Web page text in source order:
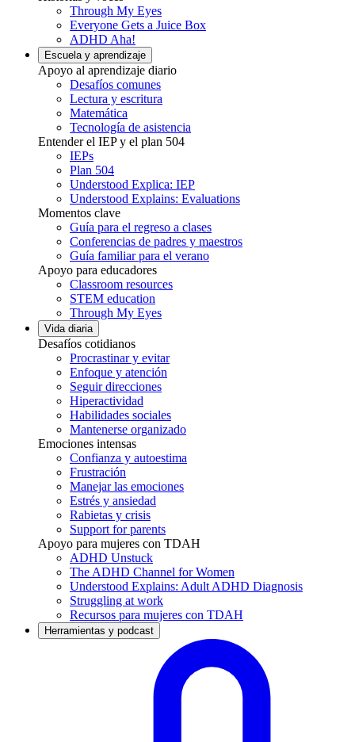
Through My Eyes
Everyone Gets a Juice Box
ADHD Aha!
Escuela y aprendizaje
Apoyo al aprendizaje diario
Desafíos comunes
Lectura y escritura
Matemática
Tecnología de asistencia
Entender el IEP y el plan 504
IEPs
Plan 504
Understood Explica: IEP
Understood Explains: Evaluations
Momentos clave
Guía para el regreso a clases
Conferencias de padres y maestros
Guía familiar para el verano
Apoyo para educadores
Classroom resources
STEM education
Through My Eyes
Vida diaria
Desafíos cotidianos
Procrastinar y evitar
Enfoque y atención
Seguir direcciones
Hiperactividad
Habilidades sociales
Mantenerse organizado
Emociones intensas
Confianza y autoestima
Frustración
Manejar las emociones
Estrés y ansiedad
Rabietas y crisis
Support for parents
Apoyo para mujeres con TDAH
ADHD Unstuck
The ADHD Channel for Women
Understood Explains: Adult ADHD Diagnosis
Struggling at work
Recursos para mujeres con TDAH
Herramientas y podcast